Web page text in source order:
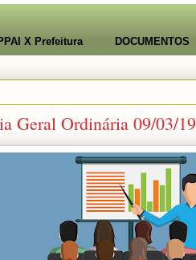
X Prefeitura DOCUMENTOS
Geral Ordinária 09/03/19